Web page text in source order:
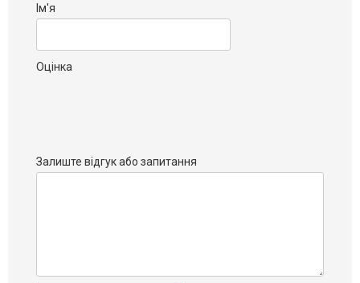
Ім'я
Оцінка
Залиште відгук або запитання